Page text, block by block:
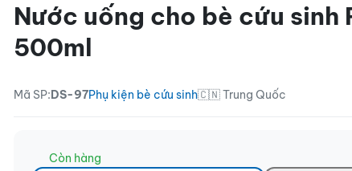
Nước uống cho bè cứu sinh
500ml
Mã SP:DS-97Phụ kiện bè cứu sinh🇨🇳 Trung Quốc
Còn hàng